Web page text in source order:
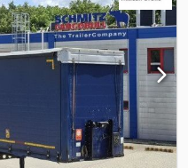
felfüggesztés,
1x15 és 2x7 tűs
2,9 m - 3,0 m,
az összes elérhető
szüksége? Egyedi
szervizszerződéseket és
Személyesen is szívesen
Tjhjf